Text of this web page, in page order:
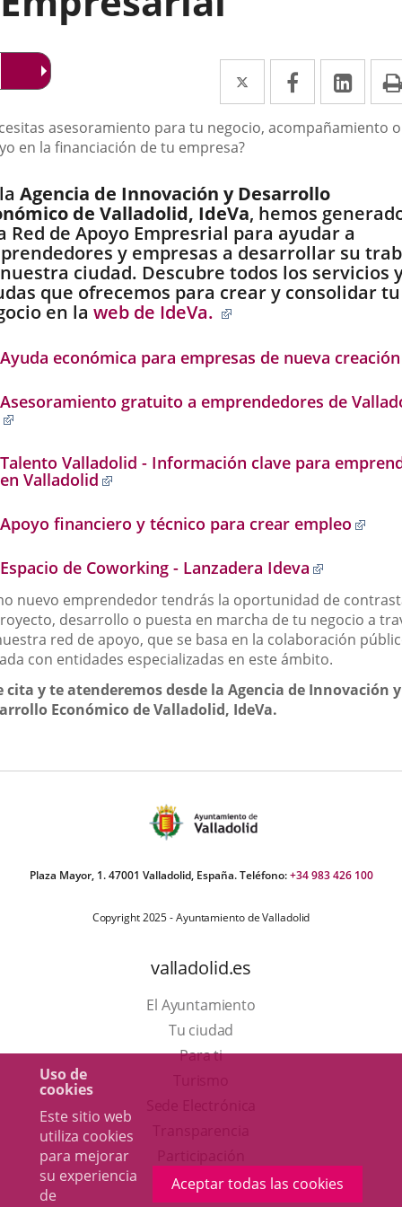
Uso de
cookies
Este sitio web
utiliza cookies
para mejorar
su experiencia
de
Aceptar todas las cookies
Twitter
Enlace
a
una
externa.
Facebook
Enlace
a
una
externa.
a
una
asesoramiento para tu negocio, acompañamiento o
en la financiación de tu empresa?
Agencia de Innovación y Desarrollo
de Valladolid, IdeVa, hemos
Red de Apoyo Empresrial para ayudar a
y empresas a desarrollar su
ciudad. Descubre todos los servicios
que ofrecemos para crear y consolidar tu
en la web de IdeVa.
Enlace
una
aplicación
externa.
Ayuda económica para empresas de nueva creación
Asesoramiento gratuito a emprendedores de
una
aplicación
externa.
Talento Valladolid - Información clave para
en Valladolid
aplicación
Apoyo financiero y técnico para crear empleo
Espacio de Coworking - Lanzadera Ideva
una
aplicación
externa.
nuevo emprendedor tendrás la oportunidad de
desarrollo o puesta en marcha de tu negocio a
red de apoyo, que se basa en la colaboración
con entidades especializadas en este ámbito.
cita y te atenderemos desde la Agencia de Innovación y
Económico de Valladolid, IdeVa.
Plaza Mayor, 1. 47001 Valladolid, España. Teléfono:+34 983 426 100
Copyright 2025 - Ayuntamiento de Valladolid
valladolid.es
El Ayuntamiento
Tu ciudad
Para ti
en aplicación